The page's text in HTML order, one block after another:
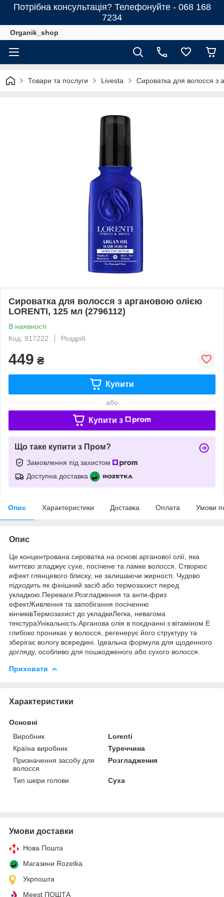
Потрібна консультація? Телефонуйте - 068 168
7234
Organik_shop
Товари та послуги Livesta Сироватка для волосся з
Сироватка для волосся з аргановою олією
LORENTI, 125 мл (2796112)
В наявності
Код: 917222
Роздріб
449 ₴
Купити
або
Купити з
Що таке купити з Пром?
Замовлення під захистом
Доступна доставка
Опис Характеристики Доставка Оплата Умови
Опис
Це концентрована сироватка на основі арганової олії, яка
миттєво згладжує сухе, посічене та ламке волосся. Створює
ефект глянцевого блиску, не залишаючи жирності. Чудово
підходить як фінішний засіб або термозахист перед
укладкою.Переваги:Розгладження та анти-фриз
ефектЖивлення та запобігання посіченню
кінчиківТермозахист до укладкиЛегка, невагома
текстураУнікальність:Арганова олія в поєднанні з вітаміном Е
глибоко проникає у волосся, регенерує його структуру та
зберігає вологу всередині. Ідеальна формула для щоденного
догляду, особливо для пошкодженого або сухого волосся.
Приховати
Характеристики
Основні
Виробник
Lorenti
Країна виробник
Туреччина
Призначення засобу для
волосся
Розгладження
Тип шкіри голови Суха
Умови доставки
Нова Пошта
Магазини Rozetka
Укрпошта
Meest ПОШТА